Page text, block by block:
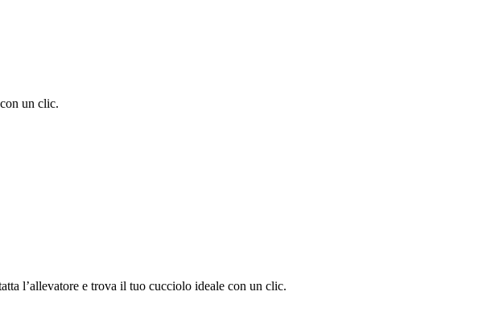
un clic.
l’allevatore e trova il tuo cucciolo ideale con un clic.